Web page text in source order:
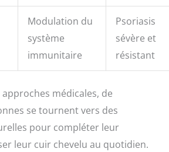
Modulation du
système
immunitaire
Psoriasis
sévère et
résistant
médicales, de
se tournent vers des
pour compléter leur
leur cuir chevelu au quotidien.